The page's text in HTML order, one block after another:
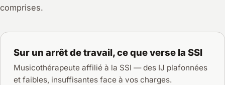
comprises.
Sur un arrêt de travail, ce que verse la SSI
Musicothérapeute affilié à la SSI — des IJ plafonnées
et faibles, insuffisantes face à vos charges.